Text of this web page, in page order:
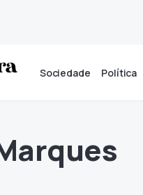
Sociedade Política